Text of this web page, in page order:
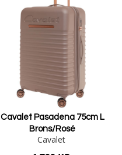
Cavalet Pasadena 75cm L
Brons/Rosé
Cavalet